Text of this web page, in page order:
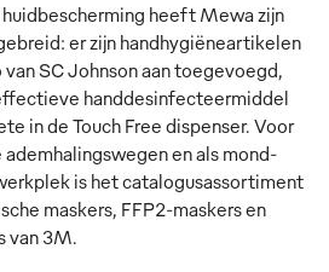
heeft Mewa zijn
er zijn handhygiëneartikelen
SC Johnson aan toegevoegd,
handdesinfecteermiddel
in de Touch Free dispenser. Voor
en als mond-
is het catalogusassortiment
maskers, FFP2-maskers en
van 3M.